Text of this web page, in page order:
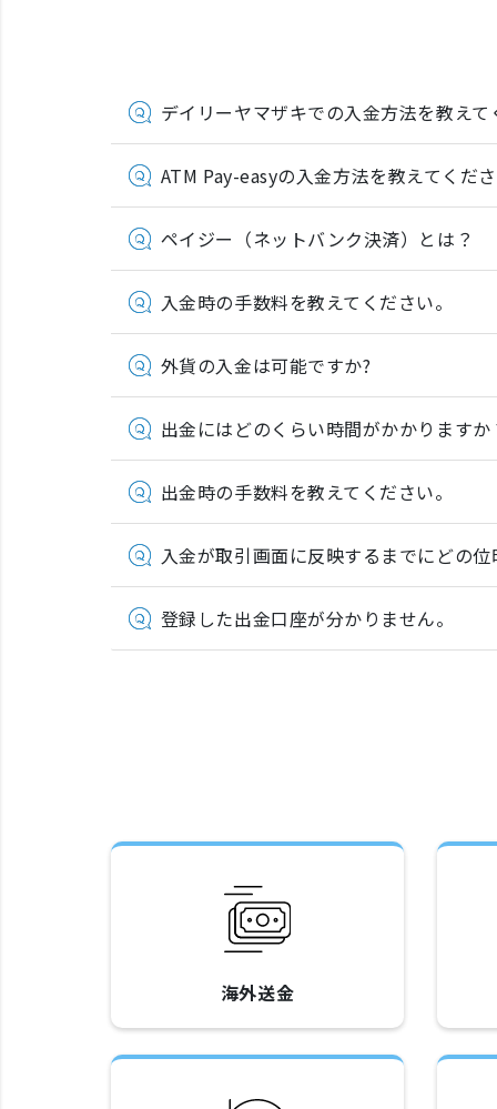
デイリーヤマザキでの入金方法を教えて
ATM Pay-easyの入金方法を教えてくだ
ペイジー（ネットバンク決済）とは？
入金時の手数料を教えてください。
外貨の入金は可能ですか?
出金にはどのくらい時間がかかりますか
出金時の手数料を教えてください。
入金が取引画面に反映するまでにどの
登録した出金口座が分かりません。
海外送金